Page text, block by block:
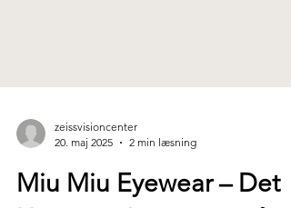
zeissvisioncenter
2 min læsning